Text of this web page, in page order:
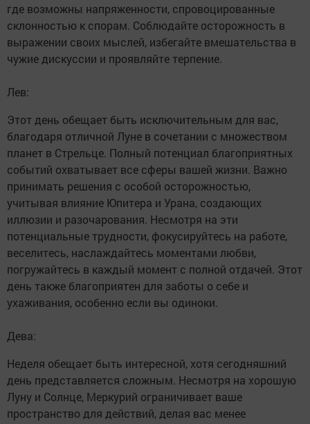
где возможны напряженности, спровоцированные
склонностью к спорам. Соблюдайте осторожность в
выражении своих мыслей, избегайте вмешательства в
чужие дискуссии и проявляйте терпение.
Лев:
Этот день обещает быть исключительным для вас,
благодаря отличной Луне в сочетании с множеством
планет в Стрельце. Полный потенциал благоприятных
событий охватывает все сферы вашей жизни. Важно
принимать решения с особой осторожностью,
учитывая влияние Юпитера и Урана, создающих
иллюзии и разочарования. Несмотря на эти
потенциальные трудности, фокусируйтесь на работе,
веселитесь, наслаждайтесь моментами любви,
погружайтесь в каждый момент с полной отдачей. Этот
день также благоприятен для заботы о себе и
ухаживания, особенно если вы одиноки.
Дева:
Неделя обещает быть интересной, хотя сегодняшний
день представляется сложным. Несмотря на хорошую
Луну и Солнце, Меркурий ограничивает ваше
пространство для действий, делая вас менее